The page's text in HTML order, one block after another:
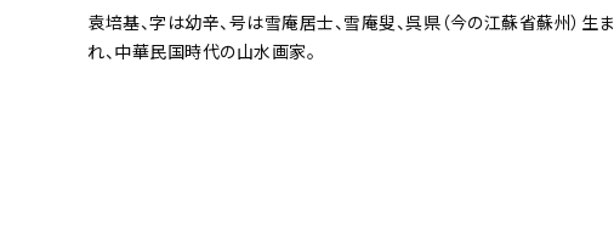
袁培基、字は幼辛、号は雪庵居士、雪庵叟、呉県（今の江蘇省蘇州）生ま
れ、中華民国時代の山水画家。